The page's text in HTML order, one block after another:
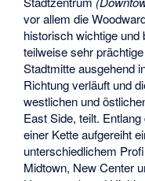
vor allem die
historisch wichtige und
teilweise sehr
Stadtmitte ausgehend
Richtung verläuft und
westlichen und
East Side, teilt.
einer Kette aufgereiht
unterschiedlichem
Midtown, New Center